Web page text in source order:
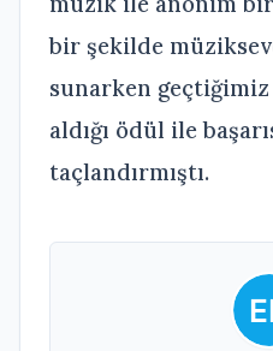
bir şekilde
sunarken geçtiğimiz
aldığı ödül ile
taçlandırmıştı.